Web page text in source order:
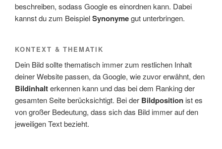
beschreiben, sodass Google es einordnen kann. Dabei
kannst du zum BeispielSynonymegut unterbringen.
KONTEXT & THEMATIK
Dein Bild sollte thematisch immer zum restlichen Inhalt
deiner Website passen, da Google, wie zuvor erwähnt, den
Bildinhalterkennen kann und das bei dem Ranking der
gesamten Seite berücksichtigt. Bei der Bildposition ist es
von großer Bedeutung, dass sich das Bild immer auf den
jeweiligen Text bezieht.